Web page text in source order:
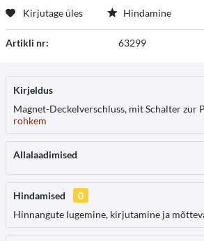
Kirjutage üles Hindamine
Artikli nr: 63299
Kirjeldus
Magnet-Deckelverschluss, mit Schalter zur
rohkem
Allalaadimised
Hindamised
0
Hinnangute lugemine, kirjutamine ja